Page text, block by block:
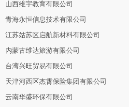
山西维宇教育有限公司
青海永恒信息技术有限公司
江苏姑苏区启航新材料有限公司
内蒙古维达旅游有限公司
台湾兴旺贸易有限公司
天津河西区杰霄保险集团有限公司
云南华盛环保有限公司